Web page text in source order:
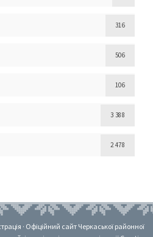
316
506
106
3 388
2 478
· Офіційний сайт Черкаської районної